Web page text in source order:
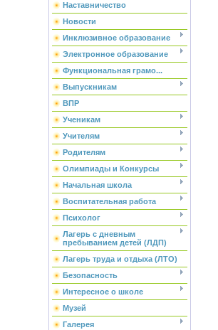
Наставничество
Новости
Инклюзивное образование
Электронное образование
Функциональная грамо...
Выпускникам
ВПР
Ученикам
Учителям
Родителям
Олимпиады и Конкурсы
Начальная школа
Воспитательная работа
Психолог
Лагерь с дневным
пребыванием детей (ЛДП)
Лагерь труда и отдыха (ЛТО)
Безопасность
Интересное о школе
Музей
Галерея